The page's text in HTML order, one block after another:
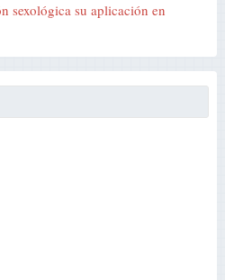
sexológica su aplicación en